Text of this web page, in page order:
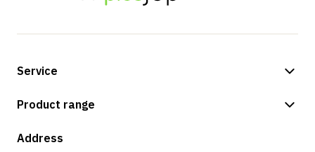
Service
Payment methods
Returns & service
Product range
Shop
Address